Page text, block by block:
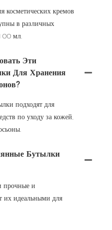
косметических кремов
в различных
мл.
Эти
Для Хранения
подходят для
по уходу за кожей,
Бутылки
прочные и
их идеальными для